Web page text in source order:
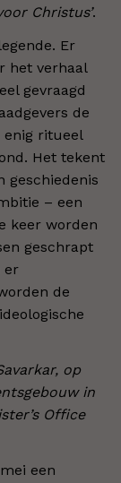
Christus’.
Er
het verhaal
gevraagd
de
enig ritueel
Het tekent
geschiedenis
– een
keer worden
geschrapt
er
de
op
in
Office
een